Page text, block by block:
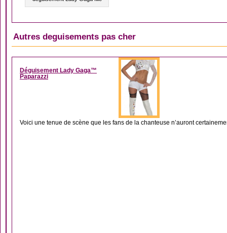
Autres deguisements pas cher
DÉGUISEMENT
Déguisement Lady Gaga™
Paparazzi
Voici une tenue de scène que les fans de la chanteuse n’auront